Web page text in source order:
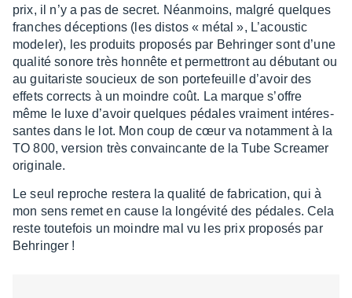
prix, il n’y a pas de secret. Néan­moins, malgré quelques
franches décep­tions (les distos « métal », L’acous­tic
mode­ler), les produits propo­sés par Behrin­ger sont d’une
qualité sonore très honnête et permet­tront au débu­tant ou
au guita­riste soucieux de son porte­feuille d’avoir des
effets corrects à un moindre coût. La marque s’offre
même le luxe d’avoir quelques pédales vrai­ment inté­res­
santes dans le lot. Mon coup de cœur va notam­ment à la
TO 800, version très convain­cante de la Tube Screa­mer
origi­nale.
Le seul reproche restera la qualité de fabri­ca­tion, qui à
mon sens remet en cause la longé­vité des pédales. Cela
reste toute­fois un moindre mal vu les prix propo­sés par
Behrin­ger !